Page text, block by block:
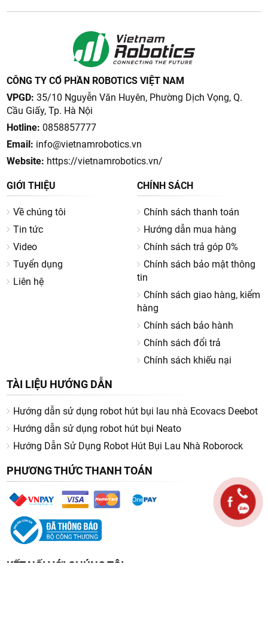
CÔNG TY CỔ PHẦN ROBOTICS VIỆT NAM
VPGD: 35/10 Nguyễn Văn Huyên, Phường Dịch Vọng, Q.
Cầu Giấy, Tp. Hà Nội
Hotline: 0858857777
Email: info@vietnamrobotics.vn
Website: https://vietnamrobotics.vn/
GIỚI THIỆU
Về chúng tôi
Tin tức
Video
Tuyển dụng
Liên hệ
CHÍNH SÁCH
Chính sách thanh toán
Hướng dẫn mua hàng
Chính sách trả góp 0%
Chính sách bảo mật thông
tin
Chính sách giao hàng, kiểm
hàng
Chính sách bảo hành
Chính sách đổi trả
Chính sách khiếu nại
TÀI LIỆU HƯỚNG DẪN
Hướng dẫn sử dụng robot hút bụi lau nhà Ecovacs Deebot
Hướng dẫn sử dụng robot hút bụi Neato
Hướng Dẫn Sử Dụng Robot Hút Bụi Lau Nhà Roborock
PHƯƠNG THỨC THANH TOÁN
KẾT NỐI VỚI CHÚNG TÔI